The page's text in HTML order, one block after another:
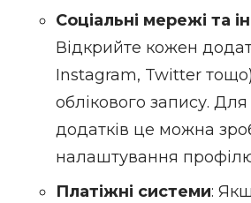
Соціальні мережі та
Відкрийте кожен
Instagram, Twitter тощо)
облікового запису. Для
додатків це можна
налаштування
Платіжні системи: